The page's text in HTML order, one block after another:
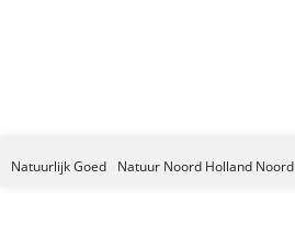
Natuurlijk Goed Natuur Noord Holland Noord